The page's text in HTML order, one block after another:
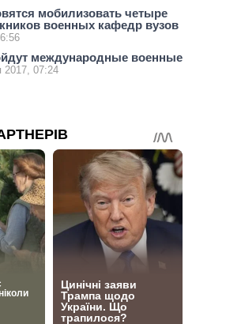
мобилизовать четыре
военных кафедр вузов
международные военные
2017, 07:24